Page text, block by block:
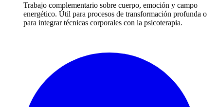
Trabajo complementario sobre cuerpo, emoción y campo
energético. Útil para procesos de transformación profunda o
para integrar técnicas corporales con la psicoterapia.